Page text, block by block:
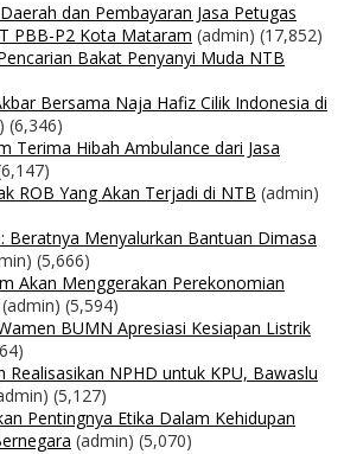
dan Pembayaran Jasa Petugas
PBB-P2 Kota Mataram (admin) (17,852)
Bakat Penyanyi Muda NTB
Bersama Naja Hafiz Cilik Indonesia di
(6,346)
Terima Hibah Ambulance dari Jasa
ROB Yang Akan Terjadi di NTB (admin)
Beratnya Menyalurkan Bantuan Dimasa
(5,666)
Akan Menggerakan Perekonomian
(admin) (5,594)
BUMN Apresiasi Kesiapan Listrik
NPHD untuk KPU, Bawaslu
(5,127)
Pentingnya Etika Dalam Kehidupan
(admin) (5,070)